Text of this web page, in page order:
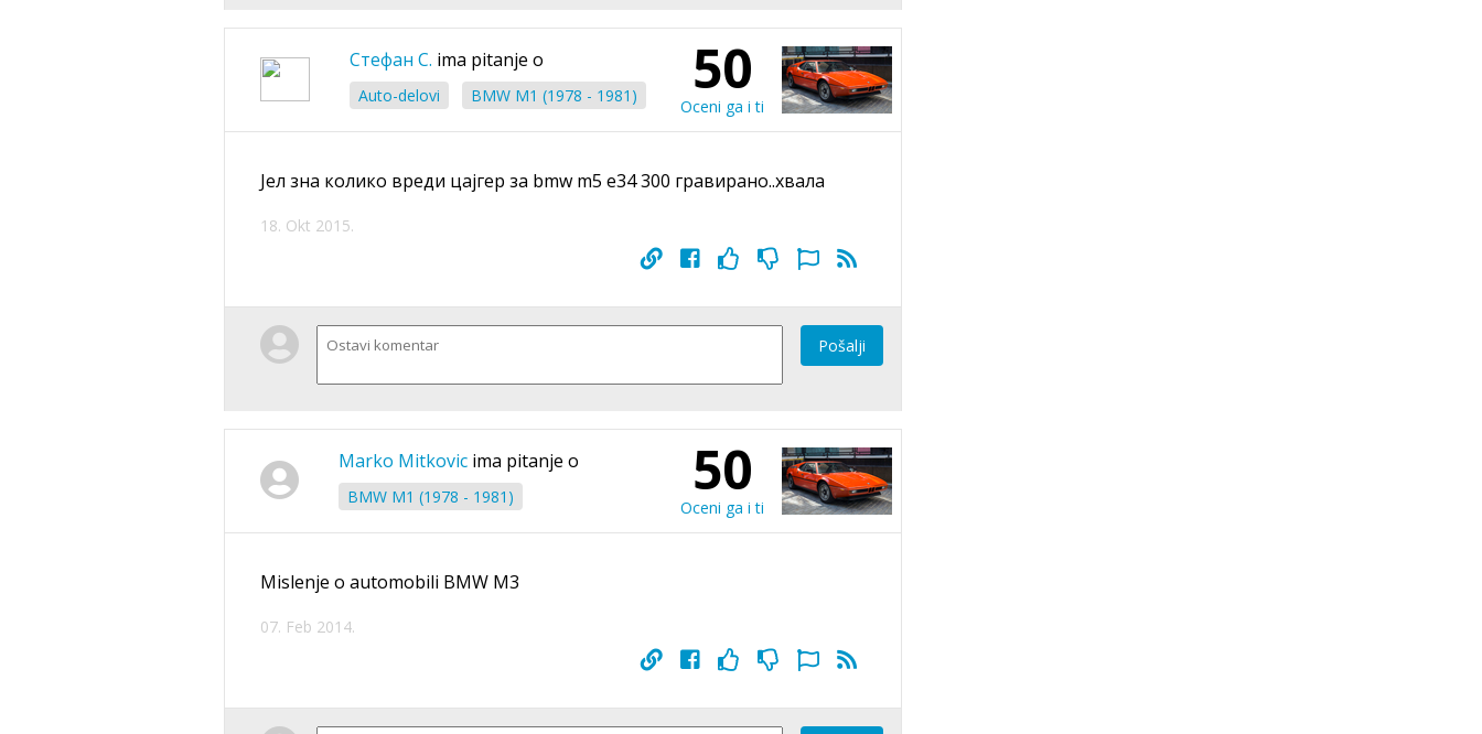
Стефан С. ima pitanje o
Auto-delovi BMW M1 (1978 - 1981) 50
Oceni ga i ti
Јел зна колико вреди цајгер за bmw m5 e34 300 гравирано..хвала
18. Okt 2015.
Pošalji
Marko Mitkovic ima pitanje o
BMW M1 (1978 - 1981) 50
Oceni ga i ti
Mislenje o automobili BMW M3
07. Feb 2014.